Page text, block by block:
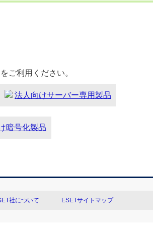
ご利用ください。
法人向けサーバー専用製品
暗号化製品
社について ESETサイトマップ